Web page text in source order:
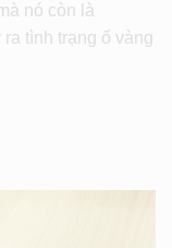
nó còn là
tình trạng ố vàng